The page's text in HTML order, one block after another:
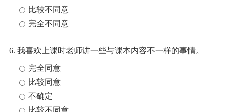
比较不同意
完全不同意
6. 我喜欢上课时老师讲一些与课本内容不一样的事情。
完全同意
比较同意
不确定
比较不同意